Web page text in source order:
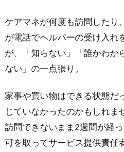
ケアマネが何度も訪問したり
が電話でヘルパーの受け入れ
が、「知らない」「誰かわか
ない」の一点張り。
家事や買い物はできる状態だ
じていなかったのかもしれま
訪問できないまま2週間が経
可を取ってサービス提供責任